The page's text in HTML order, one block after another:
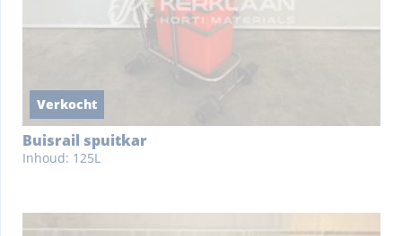
Verkocht
Buisrail spuitkar
Inhoud: 125L